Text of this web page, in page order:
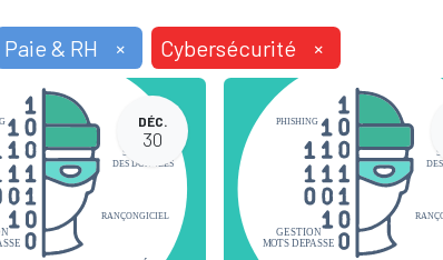
Paie & RH × Cybersécurité ×
DÉC.
30